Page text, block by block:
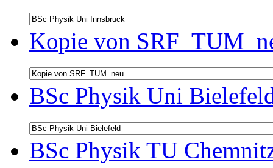
Kopie von
BSc Physik Uni
BSc Physik TU